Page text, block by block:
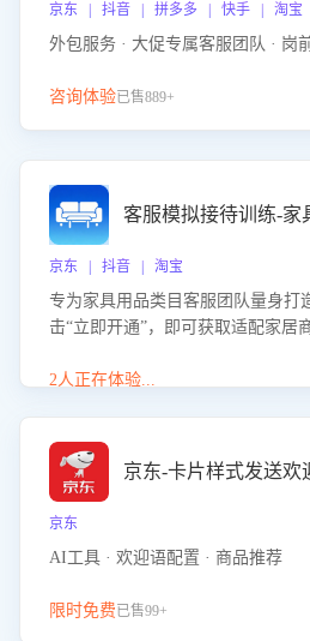
京东 | 抖音 | 拼多多 | 快手 | 淘宝
外包服务 · 大促专属客服团队 · 岗
咨询体验已售889+
客服模拟接待训练-家
京东 | 抖音 | 淘宝
专为家具用品类目客服团队量身打
击“立即开通”，即可获取适配家居
能、尺寸参数咨询等高频场景下的
2人正在体验...
京东
AI工具 · 欢迎语配置 · 商品推荐
限时免费已售99+